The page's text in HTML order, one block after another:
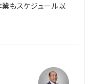
もスケジュール以